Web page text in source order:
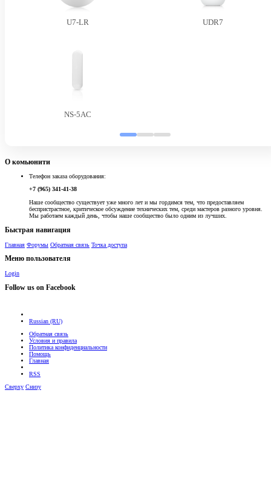
U7-LR UDR7
NS-5AC
О комьюнити
Телефон заказа оборудования:
+7 (965) 341-41-38
Наше сообщество существует уже много лет и мы гордимся тем, что предоставляем
беспристрастное, критическое обсуждение технических тем, среди мастеров разного уровня.
Мы работаем каждый день, чтобы наше сообщество было одним из лучших.
Быстрая навигация
Главная Форумы Обратная связь Точка доступа
Меню пользователя
Login
Follow us on Facebook
Russian (RU)
Обратная связь
Условия и правила
Политика конфиденциальности
Помощь
Главная
RSS
Сверху Снизу